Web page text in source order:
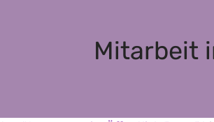
Mitarbeit